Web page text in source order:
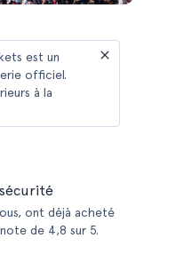
est un
officiel.
à la
ont déjà acheté
de 4,8 sur 5.